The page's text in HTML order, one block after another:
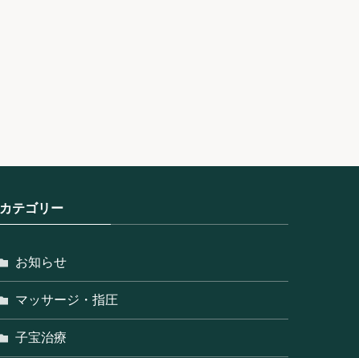
カテゴリー
お知らせ
マッサージ・指圧
子宝治療